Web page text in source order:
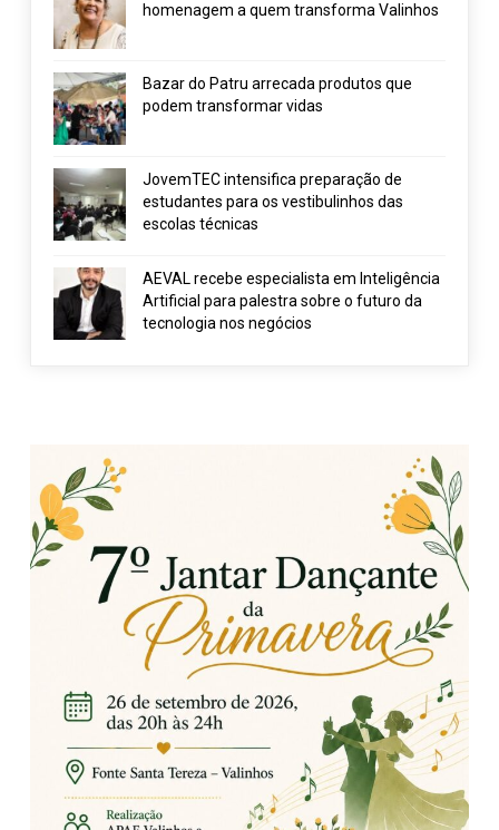
homenagem a quem transforma Valinhos
Bazar do Patru arrecada produtos que
podem transformar vidas
JovemTEC intensifica preparação de
estudantes para os vestibulinhos das
escolas técnicas
AEVAL recebe especialista em Inteligência
Artificial para palestra sobre o futuro da
tecnologia nos negócios